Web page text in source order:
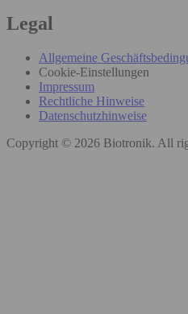
Legal
Allgemeine
Cookie-Einstellungen
Impressum
Rechtliche Hinweise
Datenschutzhinweise
Copyright © 2026 Biotronik. All